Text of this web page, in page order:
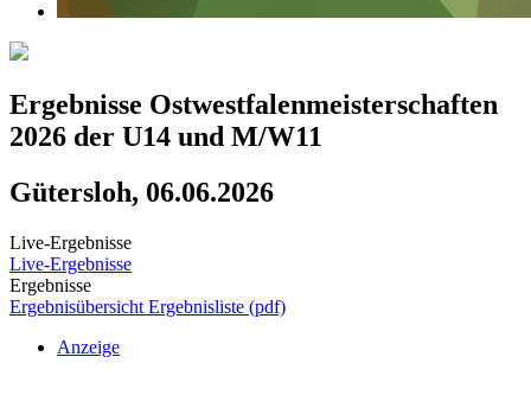
Ergebnisse Ostwestfalenmeisterschaften
2026 der U14 und M/W11
Gütersloh, 06.06.2026
Live-Ergebnisse
Live-Ergebnisse
Ergebnisse
Ergebnisübersicht Ergebnisliste (pdf)
Anzeige